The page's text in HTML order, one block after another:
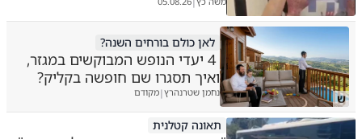
ש
לאן כולם בורחים השנה?
4 יעדי הנופש המבוקשים במגזר,
ואיך תסגרו שם חופשה בקליק?
נחמן שטרנהרץ|מקודם
תאונה קטלנית